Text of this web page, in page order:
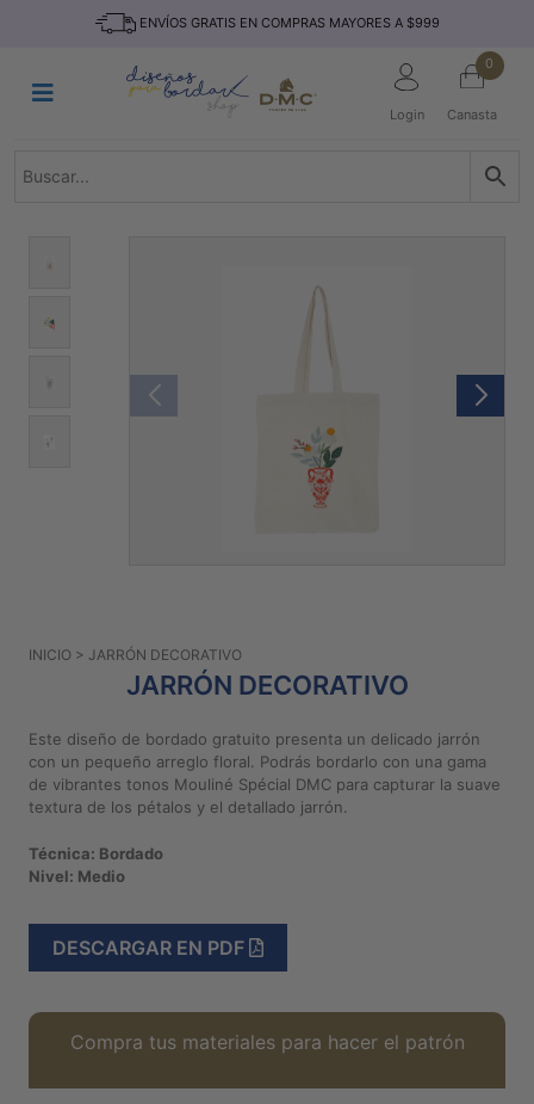
ENVÍOS GRATIS EN COMPRAS MAYORES A $999
Login
0
Canasta
TEJIDO
TEMÁTICO
DESCUENTOS
frecuentes
Políticas
Compra
2026
Diseños
Bordar
INICIO > JARRÓN DECORATIVO
JARRÓN DECORATIVO
Este diseño de bordado gratuito presenta un delicado jarrón
con un pequeño arreglo floral. Podrás bordarlo con una gama
de vibrantes tonos Mouliné Spécial DMC para capturar la suave
textura de los pétalos y el detallado jarrón.
Técnica: Bordado
Nivel: Medio
DESCARGAR EN PDF
Compra tus materiales para hacer el patrón